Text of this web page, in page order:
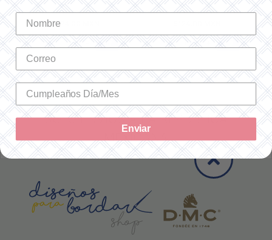
SKU: 302504
$124.00 MXN
-
SKU: 302502
SOLO ENVÍOS A LA REPÚBLICA
MEXICANA
Enviar